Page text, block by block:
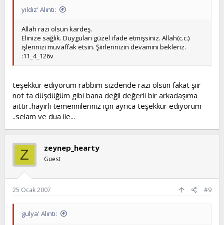
yıldız' Alıntı:
Allah razı olsun kardeş.
Elinize sağlık. Duyguları güzel ifade etmişsiniz. Allah(c.c.)
işlerinizi muvaffak etsin. Şiirlerinizin devamını bekleriz.
:11_4_126v
teşekkür ediyorum rabbim sizdende razı olsun fakat şiir
not ta düşdüğüm gibi bana değil değerli bir arkadaşıma
aittir..hayırlı temennileriniz için ayrıca teşekkür ediyorum
..selam ve dua ile...
Z zeynep_hearty
Guest
25 Ocak 2007 #9
gulya' Alıntı: